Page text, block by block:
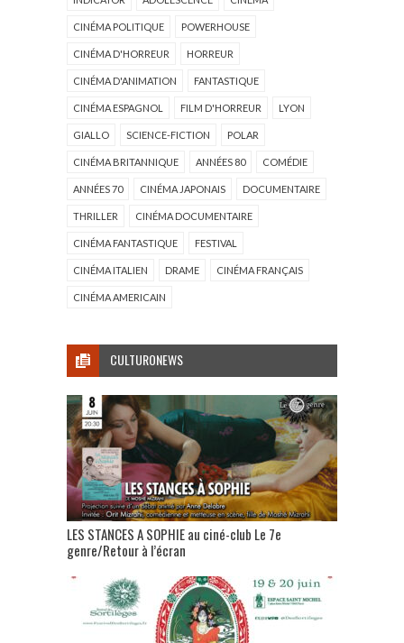
CINÉMA POLITIQUE POWERHOUSE
CINÉMA D'HORREUR HORREUR
CINÉMA D'ANIMATION FANTASTIQUE
CINÉMA ESPAGNOL FILM D'HORREUR LYON
GIALLO SCIENCE-FICTION POLAR
CINÉMA BRITANNIQUE ANNÉES 80 COMÉDIE
ANNÉES 70 CINÉMA JAPONAIS DOCUMENTAIRE
THRILLER CINÉMA DOCUMENTAIRE
CINÉMA FANTASTIQUE FESTIVAL
CINÉMA ITALIEN DRAME CINÉMA FRANÇAIS
CINÉMA AMERICAIN
CULTURONEWS
LES STANCES A SOPHIE au ciné-club Le 7e
genre/Retour à l’écran